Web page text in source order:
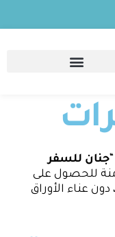
جنان للسفر
للحصول على
عناء الأوراق